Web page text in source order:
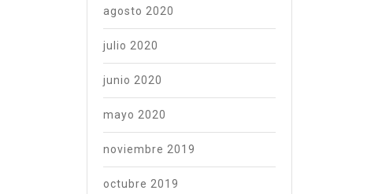
agosto 2020
julio 2020
junio 2020
mayo 2020
noviembre 2019
octubre 2019